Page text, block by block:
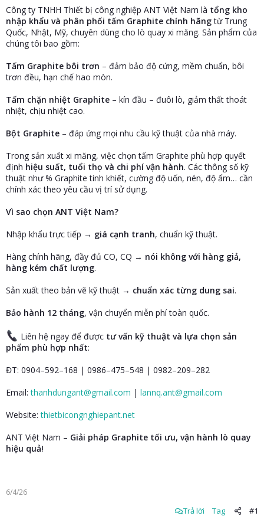
r
Công ty TNHH Thiết bị công nghiệp ANT Việt Nam là tổng kho
nhập khẩu và phân phối tấm Graphite chính hãngtừ Trung
Quốc, Nhật, Mỹ, chuyên dùng cho lò quay xi măng. Sản phẩm của
chúng tôi bao gồm:
Tấm Graphite bôi trơn – đảm bảo độ cứng, mềm chuẩn, bôi
trơn đều, hạn chế hao mòn.
Tấm chặn nhiệt Graphite – kín đầu – đuôi lò, giảm thất thoát
nhiệt, chịu nhiệt cao.
Bột Graphite – đáp ứng mọi nhu cầu kỹ thuật của nhà máy.
Trong sản xuất xi măng, việc chọn tấm Graphite phù hợp quyết
định hiệu suất, tuổi thọ và chi phí vận hành. Các thông số kỹ
thuật như % Graphite tinh khiết, cường độ uốn, nén, độ ẩm… cần
chính xác theo yêu cầu vị trí sử dụng.
Vì sao chọn ANT Việt Nam?
Nhập khẩu trực tiếp → giá cạnh tranh, chuẩn kỹ thuật.
Hàng chính hãng, đầy đủ CO, CQ → nói không với hàng giả,
hàng kém chất lượng.
Sản xuất theo bản vẽ kỹ thuật → chuẩn xác từng dung sai.
Bảo hành 12 tháng, vận chuyển miễn phí toàn quốc.
Liên hệ ngay để được tư vấn kỹ thuật và lựa chọn sản
phẩm phù hợp nhất:
ĐT: 0904–592–168 | 0986–475–548 | 0982–209–282
Email:thanhdungant@gmail.com | lannq.ant@gmail.com
Website:thietbicongnghiepant.net
ANT Việt Nam – Giải pháp Graphite tối ưu, vận hành lò quay
hiệu quả!
6/4/26
Trả lời Tag #1